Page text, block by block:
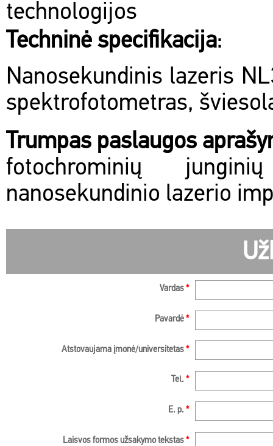
technologijos
Techninė specifikacija:
Nanosekundinis lazeris
spektrofotometras,
Trumpas paslaugos
fotochrominių
nanosekundinio lazerio
Vardas *
Pavardė *
Atstovaujama įmonė/universitetas *
Tel. *
E. p. *
Laisvos formos užsakymo tekstas *